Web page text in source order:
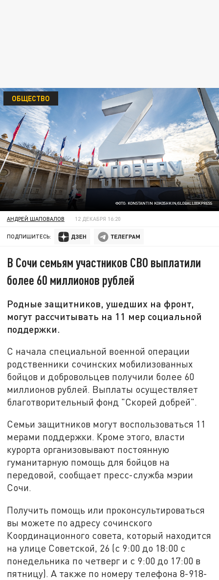
ФОТО: KONSTANTIN KOKOSHKIN/GLOBALLOOKPRESS
ОБЩЕСТВО
АНДРЕЙ ШАПОВАЛОВ 12 ДЕКАБРЯ 16:20
ПОДПИШИТЕСЬ:
В Сочи семьям участников СВО выплатили
более 60 миллионов рублей
Родные защитников, ушедших на фронт,
могут рассчитывать на 11 мер социальной
поддержки.
С начала специальной военной операции
родственники сочинских мобилизованных
бойцов и добровольцев получили более 60
миллионов рублей. Выплаты осуществляет
благотворительный фонд "Скорей добрей".
Семьи защитников могут воспользоваться 11
мерами поддержки. Кроме этого, власти
курорта организовывают постоянную
гуманитарную помощь для бойцов на
передовой, сообщает пресс-служба мэрии
Сочи.
Получить помощь или проконсультироваться
вы можете по адресу сочинского
Координационного совета, который находится
на улице Советской, 26 (с 9:00 до 18:00 с
понедельника по четверг и с 9:00 до 17:00 в
пятницу). А также по номеру телефона 8-918-